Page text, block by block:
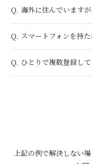
Q. 海外に住んでいます
Q. スマートフォンを持
Q. ひとりで複数登録し
上記の例で解決しない